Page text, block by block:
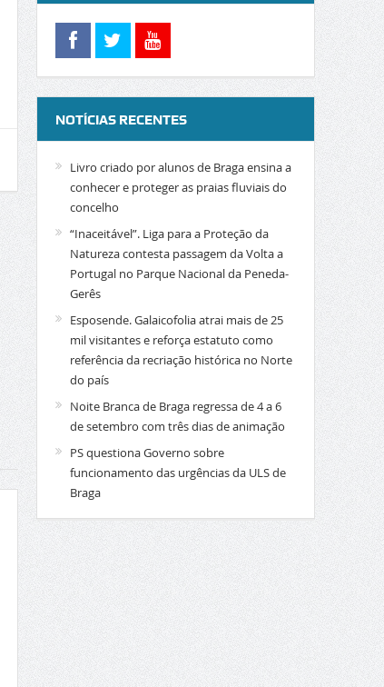
NOTÍCIAS RECENTES
Livro criado por alunos de Braga ensina a
conhecer e proteger as praias fluviais do
concelho
“Inaceitável”. Liga para a Proteção da
Natureza contesta passagem da Volta a
Portugal no Parque Nacional da Peneda-
Gerês
Esposende. Galaicofolia atrai mais de 25
mil visitantes e reforça estatuto como
referência da recriação histórica no Norte
do país
Noite Branca de Braga regressa de 4 a 6
de setembro com três dias de animação
PS questiona Governo sobre
funcionamento das urgências da ULS de
Braga